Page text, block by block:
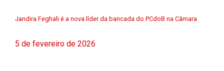
Jandira Feghali é a nova líder da bancada do PCdoB na Câmara
5 de fevereiro de 2026